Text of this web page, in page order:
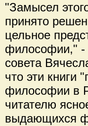
"Замысел
принято
цельное
философии," -
совета
что эти книги
философии в
читателю
выдающихся